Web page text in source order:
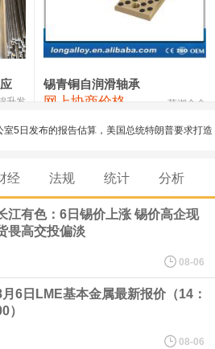
24,200
39,300 0
升发
锡青铜自润滑轴承
网上协商价格 芜湖合金
室5日发布的报告估算，美国总统特朗普要求打造
“黄金舰队”可能需要在今后数十年间支出约2750
艘“特朗普级”战列舰“无畏”号预估造价比原来至少
全球市场公司（CBOE GLOBAL MARKETS
清算所将于 8 月 24 日起，将证券融资交易清算
经 法规 统计 分析
江有色：6日锡价上涨 锡价高企现
畏高交投偏淡
08-06
月6日LME基本金属最新报价（14：
）
08-06